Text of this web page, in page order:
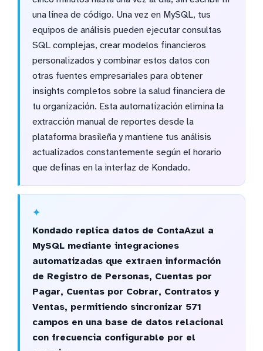
una línea de código. Una vez en MySQL, tus
equipos de análisis pueden ejecutar consultas
SQL complejas, crear modelos financieros
personalizados y combinar estos datos con
otras fuentes empresariales para obtener
insights completos sobre la salud financiera de
tu organización. Esta automatización elimina la
extracción manual de reportes desde la
plataforma brasileña y mantiene tus análisis
actualizados constantemente según el horario
que definas en la interfaz de Kondado.
Kondado replica datos de ContaAzul a
MySQL mediante integraciones
automatizadas que extraen información
de Registro de Personas, Cuentas por
Pagar, Cuentas por Cobrar, Contratos y
Ventas, permitiendo sincronizar 571
campos en una base de datos relacional
con frecuencia configurable por el